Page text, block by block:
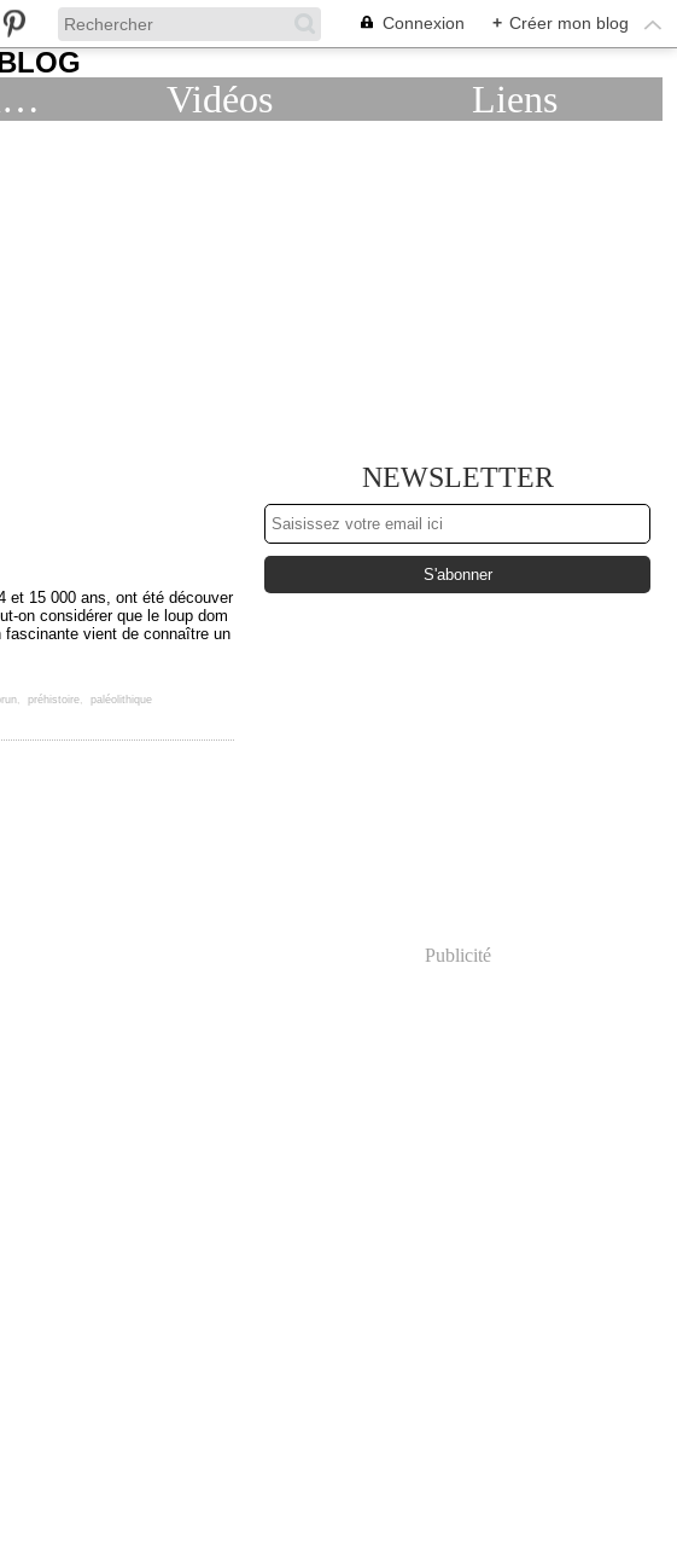
Connexion + Créer mon blog
Actu archéologie Vidéos Liens
et 15 000 ans, ont été découver
on considérer que le loup dom
vient de connaître un
, préhistoire, paléolithique
NEWSLETTER
Publicité